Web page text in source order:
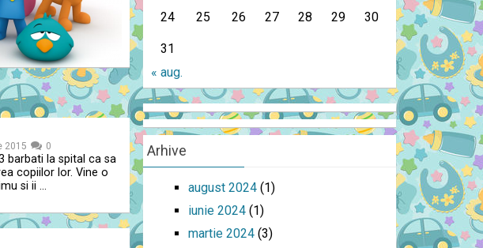
2015 0
barbati la spital ca sa
copiilor lor. Vine o
si ii …
24 25 26 27 28 29 30
31
« aug.
Arhive
august 2024 (1)
iunie 2024 (1)
martie 2024 (3)